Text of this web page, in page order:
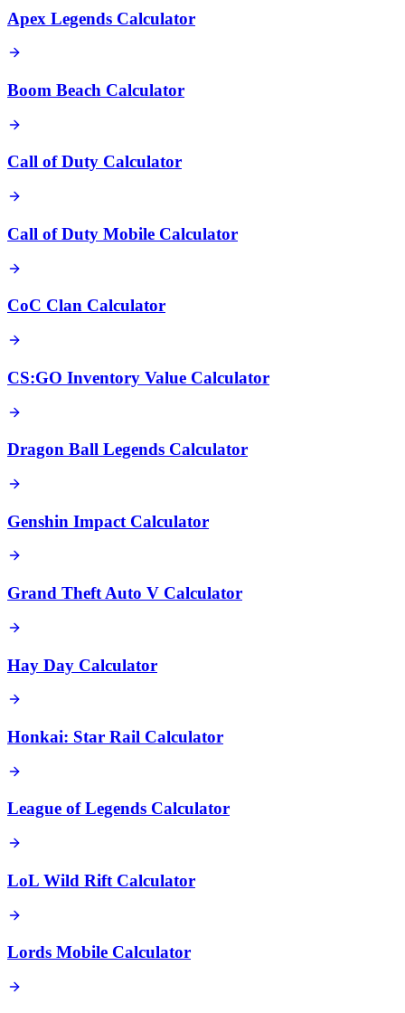
Apex Legends Calculator
Boom Beach Calculator
Call of Duty Calculator
Call of Duty Mobile Calculator
CoC Clan Calculator
CS:GO Inventory Value Calculator
Dragon Ball Legends Calculator
Genshin Impact Calculator
Grand Theft Auto V Calculator
Hay Day Calculator
Honkai: Star Rail Calculator
League of Legends Calculator
LoL Wild Rift Calculator
Lords Mobile Calculator